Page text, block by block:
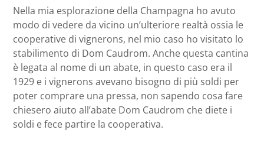
Nella mia esplorazione della Champagna ho avuto
modo di vedere da vicino un’ulteriore realtà ossia le
cooperative di vignerons, nel mio caso ho visitato lo
stabilimento di Dom Caudrom. Anche questa cantina
è legata al nome di un abate, in questo caso era il
1929 e i vignerons avevano bisogno di più soldi per
poter comprare una pressa, non sapendo cosa fare
chiesero aiuto all’abate Dom Caudrom che diete i
soldi e fece partire la cooperativa.